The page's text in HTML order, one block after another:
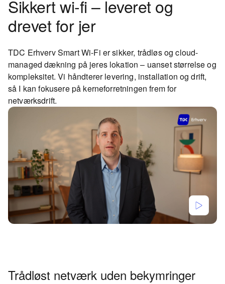
Sikkert wi-fi – leveret og
drevet for jer
TDC Erhverv Smart Wi-Fi er sikker, trådløs og cloud-
managed dækning på jeres lokation – uanset størrelse og
kompleksitet. Vi håndterer levering, installation og drift,
så I kan fokusere på kerneforretningen frem for
netværksdrift.
Trådløst netværk uden bekymringer